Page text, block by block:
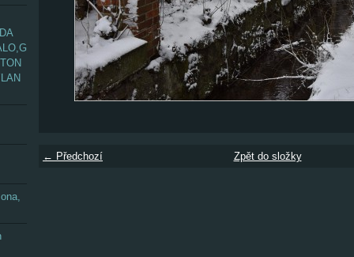
← Předchozí Zpět do složky